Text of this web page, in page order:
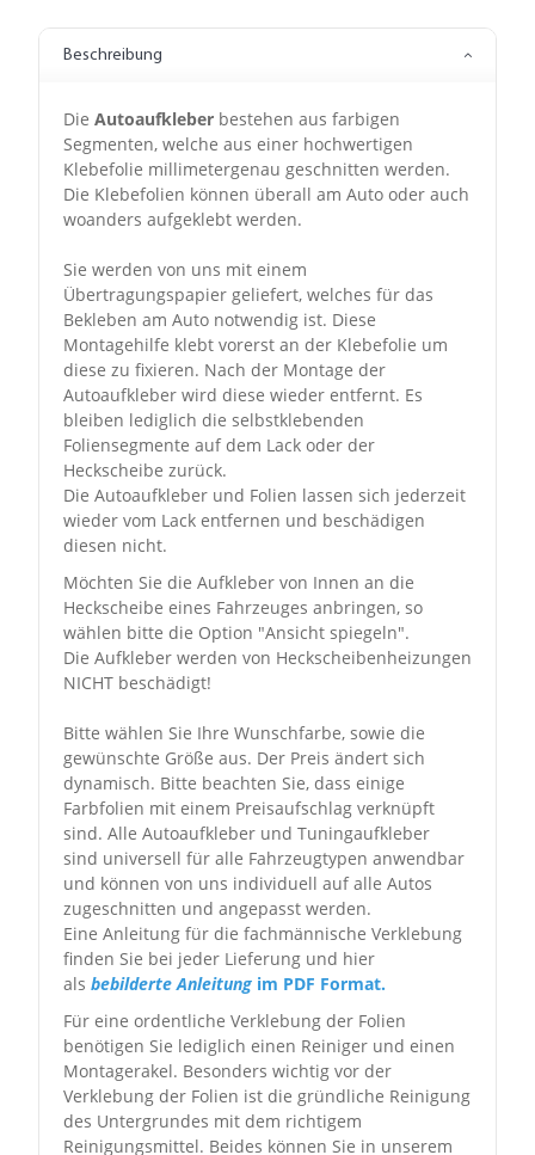
Beschreibung
Die Autoaufkleber bestehen aus farbigen
Segmenten, welche aus einer hochwertigen
Klebefolie millimetergenau geschnitten werden.
Die Klebefolien können überall am Auto oder auch
woanders aufgeklebt werden.
Sie werden von uns mit einem
Übertragungspapier geliefert, welches für das
Bekleben am Auto notwendig ist. Diese
Montagehilfe klebt vorerst an der Klebefolie um
diese zu fixieren. Nach der Montage der
Autoaufkleber wird diese wieder entfernt. Es
bleiben lediglich die selbstklebenden
Foliensegmente auf dem Lack oder der
Heckscheibe zurück.
Die Autoaufkleber und Folien lassen sich jederzeit
wieder vom Lack entfernen und beschädigen
diesen nicht.
Möchten Sie die Aufkleber von Innen an die
Heckscheibe eines Fahrzeuges anbringen, so
wählen bitte die Option "Ansicht spiegeln".
Die Aufkleber werden von Heckscheibenheizungen
NICHT beschädigt!
Bitte wählen Sie Ihre Wunschfarbe, sowie die
gewünschte Größe aus. Der Preis ändert sich
dynamisch. Bitte beachten Sie, dass einige
Farbfolien mit einem Preisaufschlag verknüpft
sind. Alle Autoaufkleber und Tuningaufkleber
sind universell für alle Fahrzeugtypen anwendbar
und können von uns individuell auf alle Autos
zugeschnitten und angepasst werden.
Eine Anleitung für die fachmännische Verklebung
finden Sie bei jeder Lieferung und hier
als bebilderte Anleitung im PDF Format.
Für eine ordentliche Verklebung der Folien
benötigen Sie lediglich einen Reiniger und einen
Montagerakel. Besonders wichtig vor der
Verklebung der Folien ist die gründliche Reinigung
des Untergrundes mit dem richtigem
Reinigungsmittel. Beides können Sie in unserem